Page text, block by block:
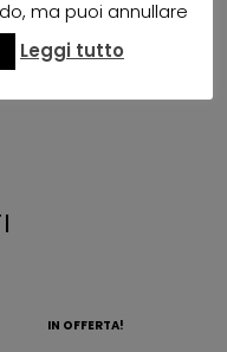
IN OFFERTA!
ma puoi annullare
Leggi tutto